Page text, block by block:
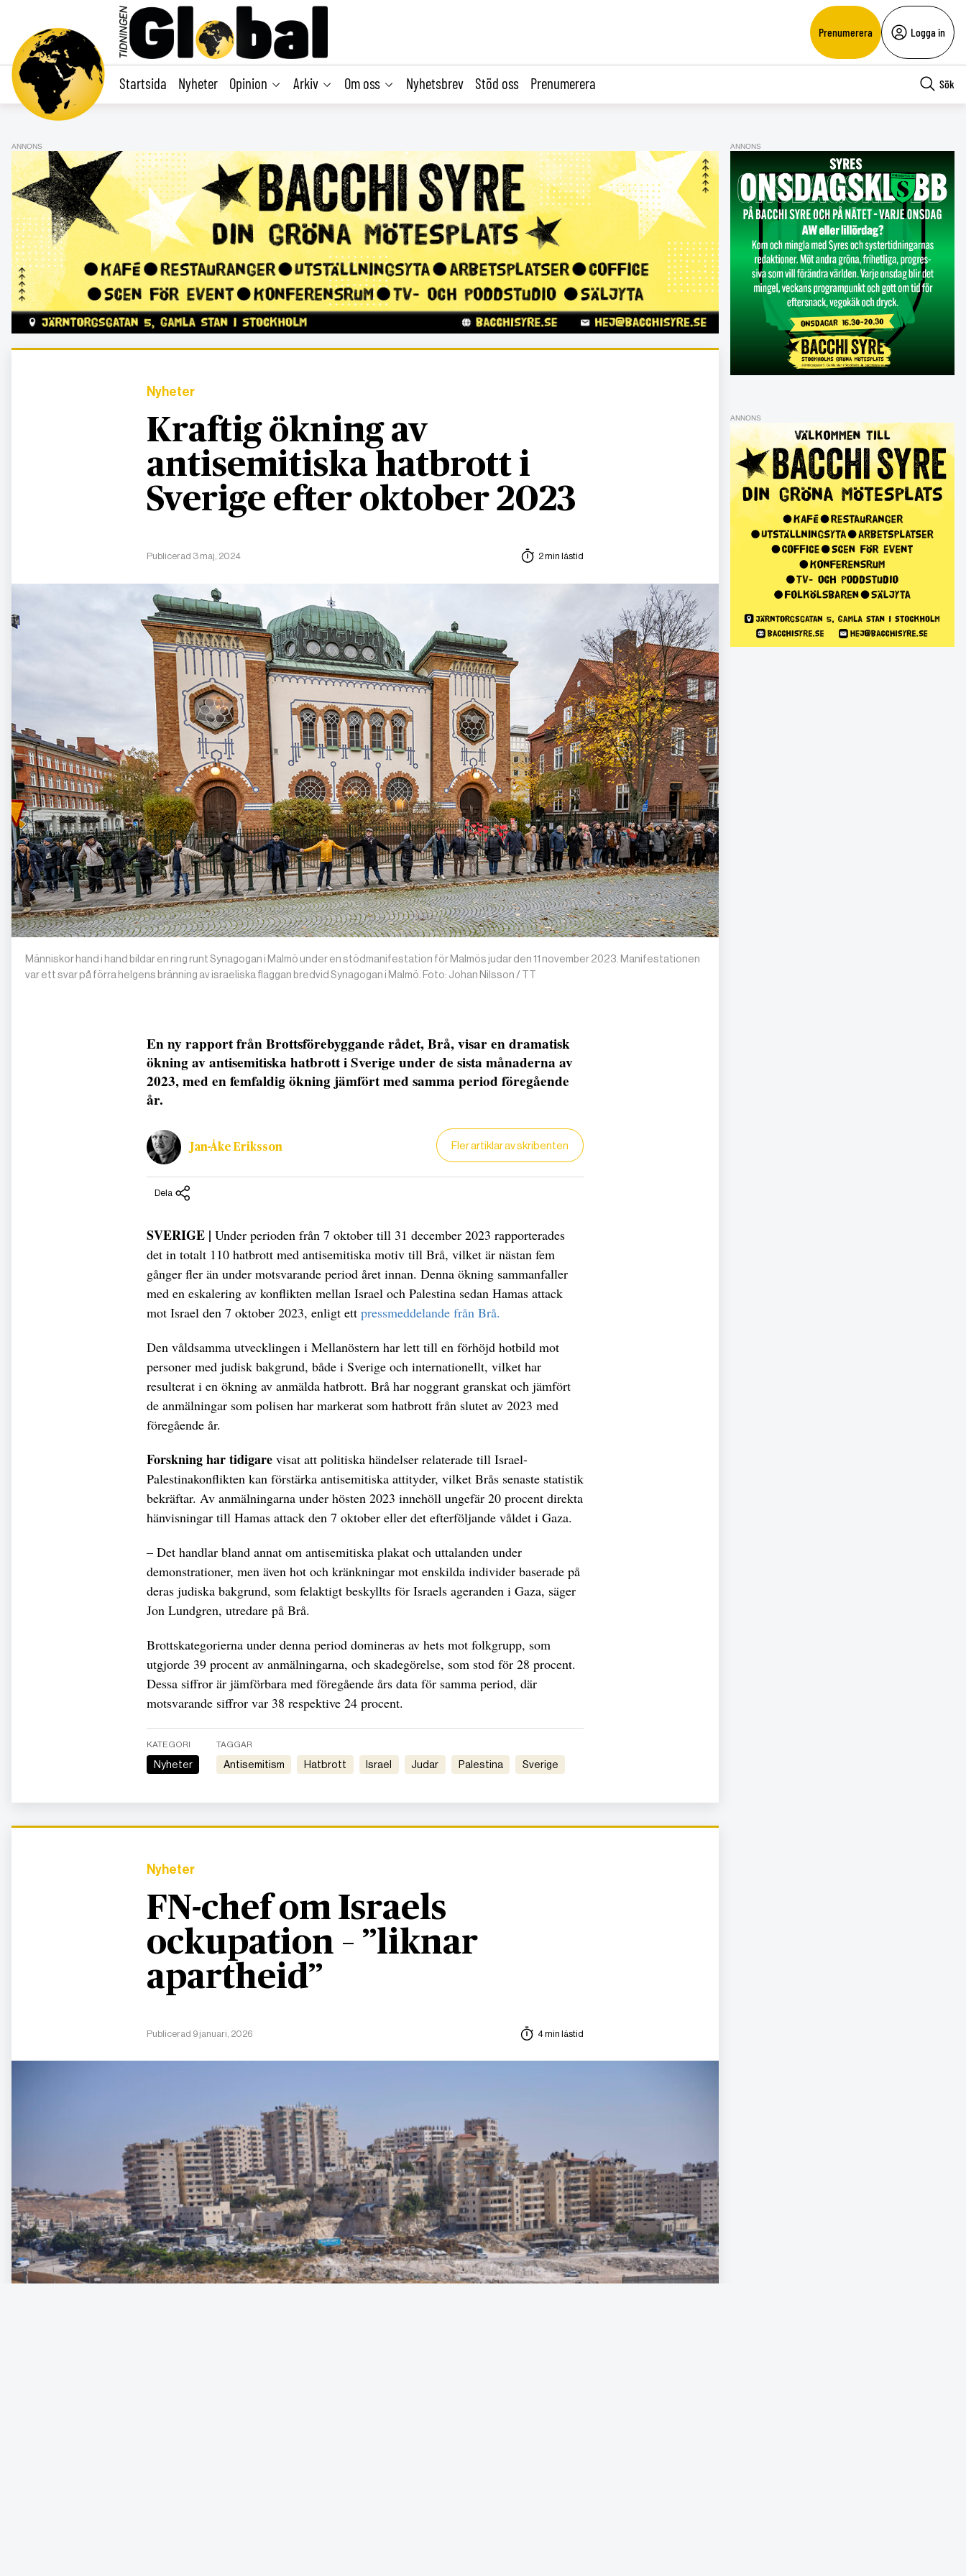
Prenumerera Logga in
Startsida Nyheter Opinion Arkiv Om oss Nyhetsbrev Stöd oss Prenumerera Sök
ANNONS
Nyheter
Kraftig ökning av
antisemitiska hatbrott i
Sverige efter oktober 2023
Publicerad 3 maj, 2024 2 min lästid
Människor hand i hand bildar en ring runt Synagogan i Malmö under en stödmanifestation för Malmös judar den 11 november 2023. Manifestationen
var ett svar på förra helgens bränning av israeliska flaggan bredvid Synagogan i Malmö. Foto: Johan Nilsson / TT
En ny rapport från Brottsförebyggande rådet, Brå, visar en dramatisk
ökning av antisemitiska hatbrott i Sverige under de sista månaderna av
2023, med en femfaldig ökning jämfört med samma period föregående
år.
Jan-Åke Eriksson Fler artiklar av skribenten
Dela
SVERIGE | Under perioden från 7 oktober till 31 december 2023 rapporterades
det in totalt 110 hatbrott med antisemitiska motiv till Brå, vilket är nästan fem
gånger fler än under motsvarande period året innan. Denna ökning sammanfaller
med en eskalering av konflikten mellan Israel och Palestina sedan Hamas attack
mot Israel den 7 oktober 2023, enligt ett pressmeddelande från Brå.
Den våldsamma utvecklingen i Mellanöstern har lett till en förhöjd hotbild mot
personer med judisk bakgrund, både i Sverige och internationellt, vilket har
resulterat i en ökning av anmälda hatbrott. Brå har noggrant granskat och jämfört
de anmälningar som polisen har markerat som hatbrott från slutet av 2023 med
föregående år.
Forskning har tidigare visat att politiska händelser relaterade till Israel-
Palestinakonflikten kan förstärka antisemitiska attityder, vilket Brås senaste statistik
bekräftar. Av anmälningarna under hösten 2023 innehöll ungefär 20 procent direkta
hänvisningar till Hamas attack den 7 oktober eller det efterföljande våldet i Gaza.
– Det handlar bland annat om antisemitiska plakat och uttalanden under
demonstrationer, men även hot och kränkningar mot enskilda individer baserade på
deras judiska bakgrund, som felaktigt beskyllts för Israels ageranden i Gaza, säger
Jon Lundgren, utredare på Brå.
Brottskategorierna under denna period domineras av hets mot folkgrupp, som
utgjorde 39 procent av anmälningarna, och skadegörelse, som stod för 28 procent.
Dessa siffror är jämförbara med föregående års data för samma period, där
motsvarande siffror var 38 respektive 24 procent.
KATEGORI
Nyheter
TAGGAR
antisemitism hatbrott Israel judar Palestina Sverige
Nyheter
FN-chef om Israels
ockupation – ”liknar
apartheid”
Publicerad 9 januari, 2026 4 min lästid
ANNONS
ANNONS
DET GLOBALA PRESSTÖDET PRENUMERERA